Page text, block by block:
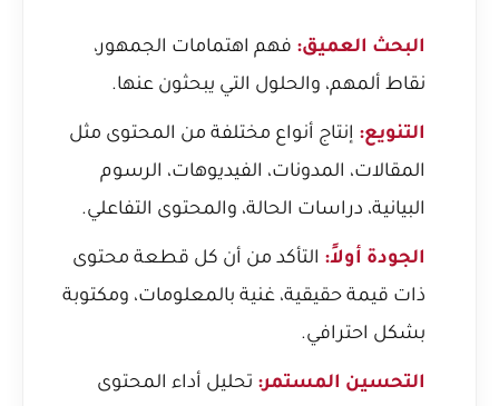
البحث العميق: فهم اهتمامات الجمهور،
نقاط ألمهم، والحلول التي يبحثون عنها.
التنويع: إنتاج أنواع مختلفة من المحتوى مثل
المقالات، المدونات، الفيديوهات، الرسوم
البيانية، دراسات الحالة، والمحتوى التفاعلي.
الجودة أولاً: التأكد من أن كل قطعة محتوى
ذات قيمة حقيقية، غنية بالمعلومات، ومكتوبة
بشكل احترافي.
التحسين المستمر: تحليل أداء المحتوى